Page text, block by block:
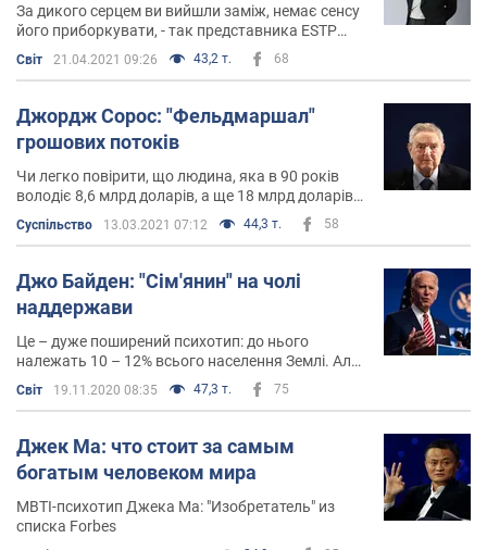
За дикого серцем ви вийшли заміж, немає сенсу
його приборкувати, - так представника ЕSTP
(психотипу по MBTI) принца Філіпа
характеризував королеві Великобританії його
Світ 21.04.2021 09:26 43,2 т. 68
Джордж Сорос: "Фельдмаршал"
грошових потоків
Чи легко повірити, що людина, яка в 90 років
володіє 8,6 млрд доларів, а ще 18 млрд доларів
передала своїм фундаціям по всьому світу, в
юності голодував настільки, що заздрив коту
сардинами?
Суспільство 13.03.2021 07:12 44,3 т. 58
Джо Байден: "Сім'янин" на чолі
наддержави
Це – дуже поширений психотип: до нього
належать 10 – 12% всього населення Землі. Але
при цьому власники психотипу "Сім'янин" вкрай
рідко обіймають високі посади
Світ 19.11.2020 08:35 47,3 т. 75
Джек Ма: что стоит за самым
богатым человеком мира
MBTI-психотип Джека Ма: "Изобретатель" из
списка Forbes